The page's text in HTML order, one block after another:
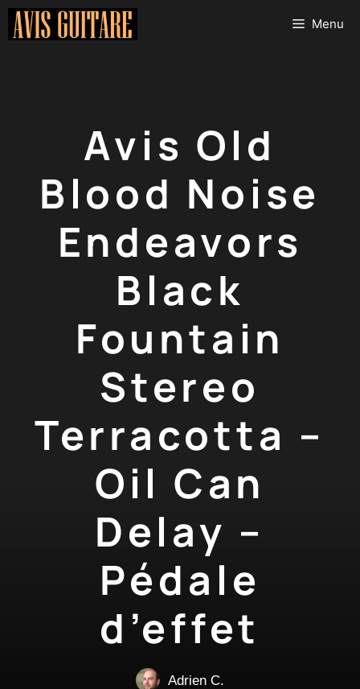
Aller
Menu
Avis Old
Blood Noise
Endeavors
Black
Fountain
Stereo
Terracotta –
Oil Can
Delay –
Pédale
d’effet
Adrien C.